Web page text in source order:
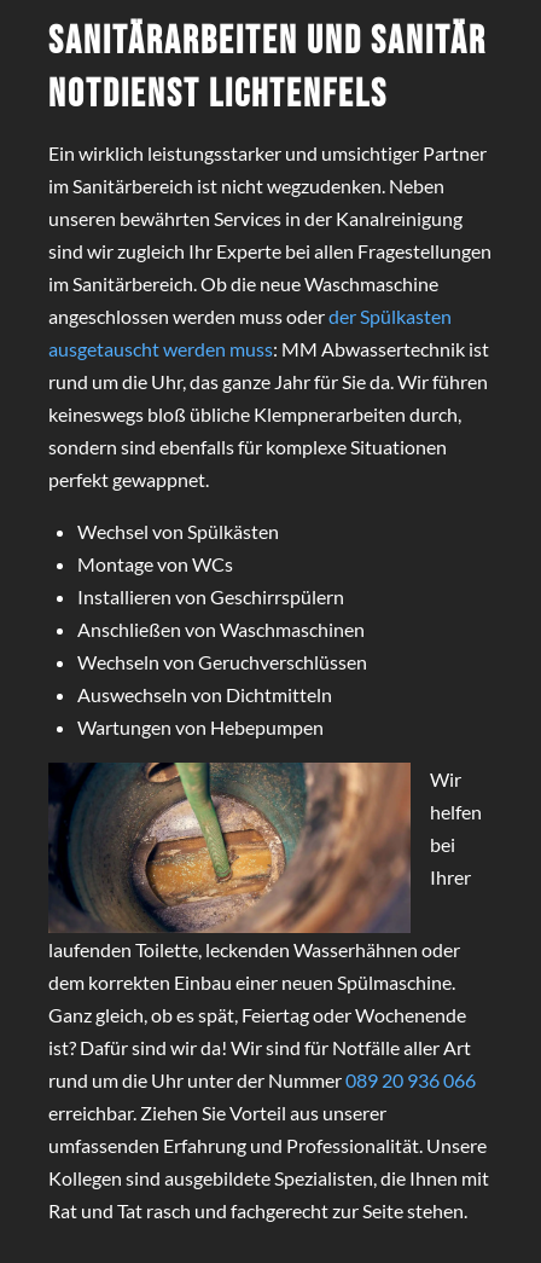
Sanitärarbeiten und Sanitär
Notdienst Lichtenfels
Ein wirklich leistungsstarker und umsichtiger Partner
im Sanitärbereich ist nicht wegzudenken. Neben
unseren bewährten Services in der Kanalreinigung
sind wir zugleich Ihr Experte bei allen Fragestellungen
im Sanitärbereich. Ob die neue Waschmaschine
angeschlossen werden muss oderder Spülkasten
ausgetauscht werden muss: MM Abwassertechnik ist
rund um die Uhr, das ganze Jahr für Sie da. Wir führen
keineswegs bloß übliche Klempnerarbeiten durch,
sondern sind ebenfalls für komplexe Situationen
perfekt gewappnet.
Wechsel von Spülkästen
Montage von WCs
Installieren von Geschirrspülern
Anschließen von Waschmaschinen
Wechseln von Geruchverschlüssen
Auswechseln von Dichtmitteln
Wartungen von Hebepumpen
Wir
helfen
bei
Ihrer
laufenden Toilette, leckenden Wasserhähnen oder
dem korrekten Einbau einer neuen Spülmaschine.
Ganz gleich, ob es spät, Feiertag oder Wochenende
ist? Dafür sind wir da! Wir sind für Notfälle aller Art
rund um die Uhr unter der Nummer089 20 936 066
erreichbar. Ziehen Sie Vorteil aus unserer
umfassenden Erfahrung und Professionalität. Unsere
Kollegen sind ausgebildete Spezialisten, die Ihnen mit
Rat und Tat rasch und fachgerecht zur Seite stehen.